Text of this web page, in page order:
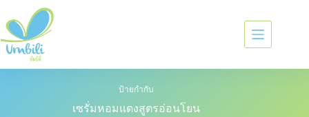
ป้ายกำกับ
เซรั่มหอมแดงสูตรอ่อนโยน